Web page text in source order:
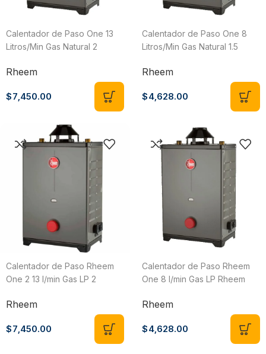
Calentador de Paso One 13
Litros/Min Gas Natural 2
CHL13N/600090011
Rheem
$7,450.00
Calentador de Paso One 8
Litros/Min Gas Natural 1.5
CHL08N/600090007
Rheem
$4,628.00
Calentador de Paso Rheem
One 2 13 l/min Gas LP 2
Rheem
$7,450.00
Calentador de Paso Rheem
One 8 l/min Gas LP Rheem
Rheem
$4,628.00